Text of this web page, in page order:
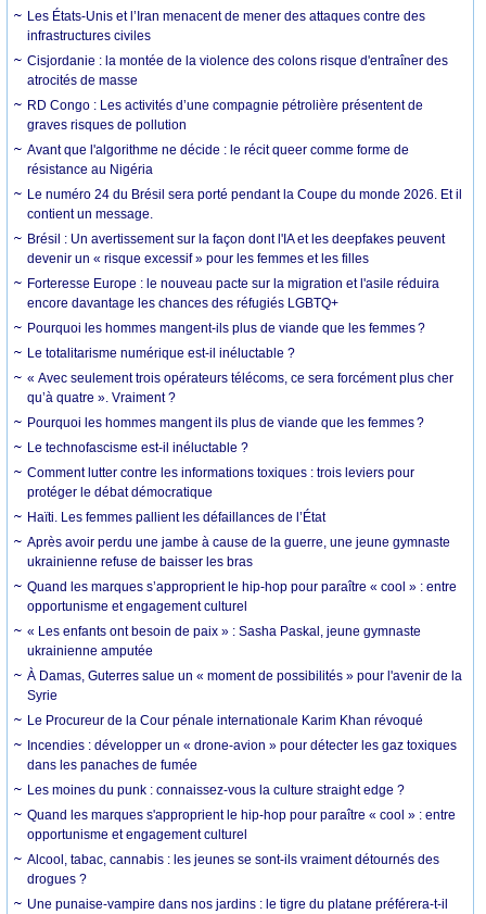
Les États-Unis et l’Iran menacent de mener des attaques contre des
infrastructures civiles
Cisjordanie : la montée de la violence des colons risque d'entraîner des
atrocités de masse
RD Congo : Les activités d’une compagnie pétrolière présentent de
graves risques de pollution
Avant que l'algorithme ne décide : le récit queer comme forme de
résistance au Nigéria
Le numéro 24 du Brésil sera porté pendant la Coupe du monde 2026. Et il
contient un message.
Brésil : Un avertissement sur la façon dont l'IA et les deepfakes peuvent
devenir un « risque excessif » pour les femmes et les filles
Forteresse Europe : le nouveau pacte sur la migration et l'asile réduira
encore davantage les chances des réfugiés LGBTQ+
Pourquoi les hommes mangent-ils plus de viande que les femmes ?
Le totalitarisme numérique est-il inéluctable ?
« Avec seulement trois opérateurs télécoms, ce sera forcément plus cher
qu’à quatre ». Vraiment ?
Pourquoi les hommes mangent ils plus de viande que les femmes ?
Le technofascisme est-il inéluctable ?
Comment lutter contre les informations toxiques : trois leviers pour
protéger le débat démocratique
Haïti. Les femmes pallient les défaillances de l’État
Après avoir perdu une jambe à cause de la guerre, une jeune gymnaste
ukrainienne refuse de baisser les bras
Quand les marques s’approprient le hip-hop pour paraître « cool » : entre
opportunisme et engagement culturel
« Les enfants ont besoin de paix » : Sasha Paskal, jeune gymnaste
ukrainienne amputée
À Damas, Guterres salue un « moment de possibilités » pour l'avenir de la
Syrie
Le Procureur de la Cour pénale internationale Karim Khan révoqué
Incendies : développer un « drone-avion » pour détecter les gaz toxiques
dans les panaches de fumée
Les moines du punk : connaissez-vous la culture straight edge ?
Quand les marques s'approprient le hip-hop pour paraître « cool » : entre
opportunisme et engagement culturel
Alcool, tabac, cannabis : les jeunes se sont-ils vraiment détournés des
drogues ?
Une punaise-vampire dans nos jardins : le tigre du platane préférera-t-il